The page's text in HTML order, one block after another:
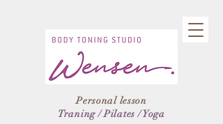
Wensen.
Body toning Studio
Personal lesson
Traning / Pilates / Yoga